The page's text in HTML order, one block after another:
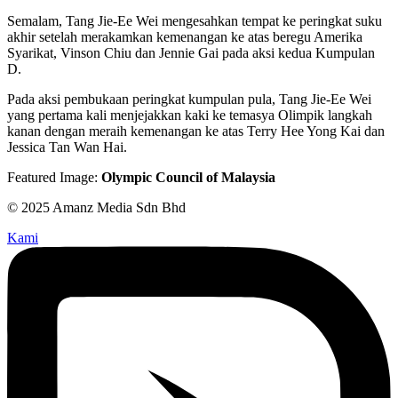
Semalam, Tang Jie-Ee Wei mengesahkan tempat ke peringkat suku
akhir setelah merakamkan kemenangan ke atas beregu Amerika
Syarikat, Vinson Chiu dan Jennie Gai pada aksi kedua Kumpulan
D.
Pada aksi pembukaan peringkat kumpulan pula, Tang Jie-Ee Wei
yang pertama kali menjejakkan kaki ke temasya Olimpik langkah
kanan dengan meraih kemenangan ke atas Terry Hee Yong Kai dan
Jessica Tan Wan Hai.
Featured Image: Olympic Council of Malaysia
© 2025 Amanz Media Sdn Bhd
Kami